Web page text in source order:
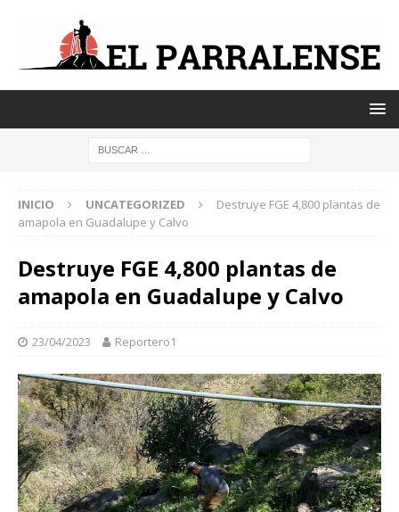
INICIO UNCATEGORIZED
Destruye FGE 4,800 plantas de
amapola en Guadalupe y Calvo
Destruye FGE 4,800 plantas de
amapola en Guadalupe y Calvo
23/04/2023 Reportero1